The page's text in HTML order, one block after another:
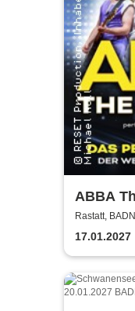
ABBA
by
Rastatt,
17.01.2027